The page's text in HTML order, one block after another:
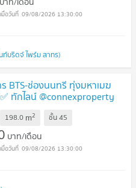
09/08/2026 13:30:00
ท์บริดจ์ ไพร์ม สาทร)
ร BTS-ช่องนนทรี ทุ่งมหาเมฆ
ทักไลน์ @connexproperty
198.0 m2 ชั้น45
บาท/เดือน
09/08/2026 13:30:00